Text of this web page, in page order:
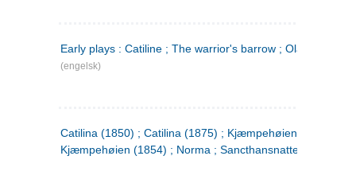
Early plays : Catiline ; The warrior's barrow ; Olaf Liljekrans
(engelsk)
Catilina (1850) ; Catilina (1875) ; Kjæmpehøien (1850) ;
Kjæmpehøien (1854) ; Norma ; Sancthansnatten